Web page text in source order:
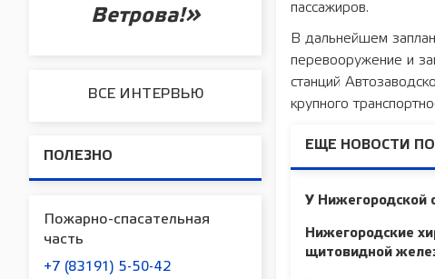
Ветрова!»
ВСЕ ИНТЕРВЬЮ
ПОЛЕЗНО
Пожарно-спасательная
часть
+7 (83191) 5-50-42
пассажиров.
В дальнейшем
перевооружение и
станций
крупного
ЕЩЕ НОВОСТИ
У Нижегородской
Нижегородские
щитовидной